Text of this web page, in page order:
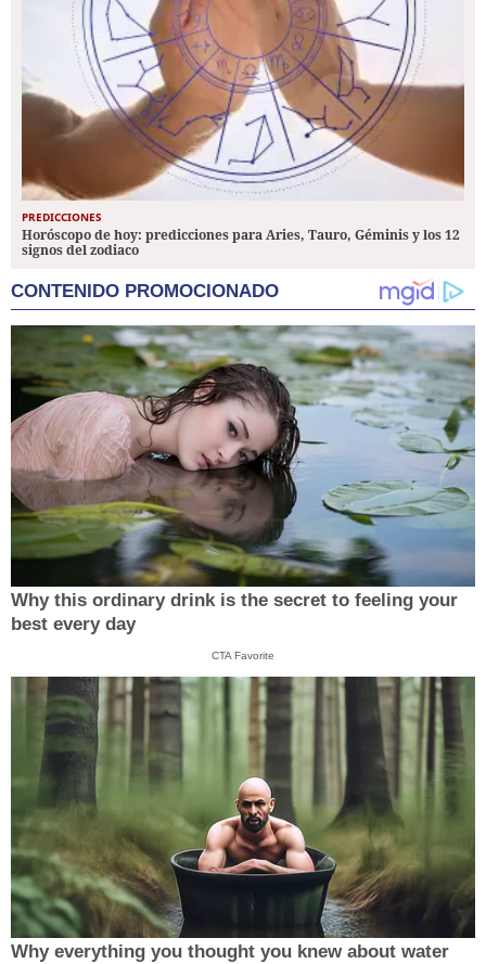
PREDICCIONES
Horóscopo de hoy: predicciones para Aries, Tauro, Géminis y los 12
signos del zodiaco
CONTENIDO PROMOCIONADO
Why this ordinary drink is the secret to feeling your
best every day
CTA Favorite
Why everything you thought you knew about water